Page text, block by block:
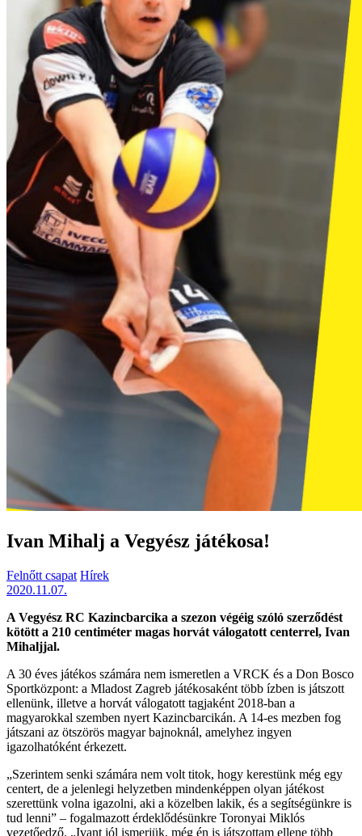
Ivan Mihalj a Vegyész játékosa!
Felnőtt csapat Hírek
2020.11.07.
A Vegyész RC Kazincbarcika a szezon végéig szóló szerződést
kötött a 210 centiméter magas horvát válogatott centerrel, Ivan
Mihaljjal.
A 30 éves játékos számára nem ismeretlen a VRCK és a Don Bosco
Sportközpont: a Mladost Zagreb játékosaként több ízben is játszott
ellenünk, illetve a horvát válogatott tagjaként 2018-ban a
magyarokkal szemben nyert Kazincbarcikán. A 14-es mezben fog
játszani az ötszörös magyar bajnoknál, amelyhez ingyen
igazolhatóként érkezett.
„Szerintem senki számára nem volt titok, hogy kerestünk még egy
centert, de a jelenlegi helyzetben mindenképpen olyan játékost
szerettünk volna igazolni, aki a közelben lakik, és a segítségünkre is
tud lenni” – fogalmazott érdeklődésünkre Toronyai Miklós
vezetőedző. „Ivant jól ismerjük, még én is játszottam ellene több